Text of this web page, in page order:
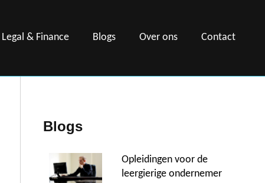
Legal & Finance Blogs Over ons Contact
Blogs
Opleidingen voor de
leergierige ondernemer